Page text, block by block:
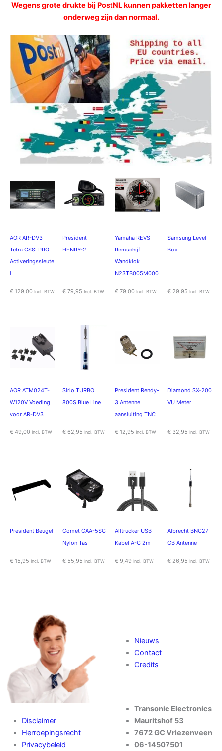
Wegens grote drukte bij PostNL kunnen pakketten langer
onderweg zijn dan normaal.
AOR AR-DV3
Tetra GSSI PRO
Activeringssleute
l
€ 129,00 Incl. BTW
President
HENRY-2
€ 79,95 Incl. BTW
Yamaha REVS
Remschijf
Wandklok
N23TB005M000
€ 79,00 Incl. BTW
Samsung Level
Box
€ 29,95 Incl. BTW
AOR ATM024T-
W120V Voeding
voor AR-DV3
€ 49,00 Incl. BTW
Sirio TURBO
800S Blue Line
€ 62,95 Incl. BTW
President Rendy-
3 Antenne
aansluiting TNC
€ 12,95 Incl. BTW
Diamond SX-200
VU Meter
€ 32,95 Incl. BTW
President Beugel
€ 15,95 Incl. BTW
Comet CAA-5SC
Nylon Tas
€ 55,95 Incl. BTW
Alltrucker USB
Kabel A-C 2m
€ 9,49 Incl. BTW
Albrecht BNC27
CB Antenne
€ 26,95 Incl. BTW
Nieuws
Contact
Credits
Disclaimer
Herroepingsrecht
Privacybeleid
Transonic Electronics
Mauritshof 53
7672 GC Vriezenveen
06-14507501